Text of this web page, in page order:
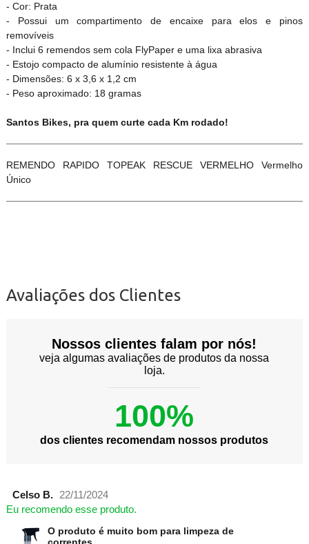
- Cor: Prata
- Possui um compartimento de encaixe para elos e pinos
removíveis
- Inclui 6 remendos sem cola FlyPaper e uma lixa abrasiva
- Estojo compacto de alumínio resistente à água
- Dimensões: 6 x 3,6 x 1,2 cm
- Peso aproximado: 18 gramas
Santos Bikes, pra quem curte cada Km rodado!
REMENDO RAPIDO TOPEAK RESCUE VERMELHO Vermelho
Único
Avaliações dos Clientes
Nossos clientes falam por nós!
veja algumas avaliações de produtos da nossa
loja.
100%
dos clientes recomendam nossos produtos
Celso B. 22/11/2024
Eu recomendo esse produto.
O produto é muito bom para limpeza de